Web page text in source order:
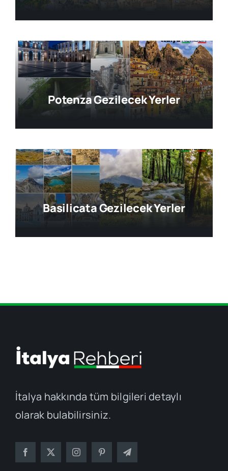
Potenza Gezilecek Yerler
Basilicata Gezilecek Yerler
İtalya hakkında tüm bilgileri detaylı
olarak bulabilirsiniz.